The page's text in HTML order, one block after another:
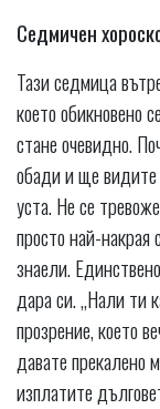
Седмичен
Тази седмица
което обикновено
стане очевидно.
обади и ще
уста. Не се
просто най-накрая
знаели.
дара си. „Нали ти
прозрение, което
давате прекалено
изплатите